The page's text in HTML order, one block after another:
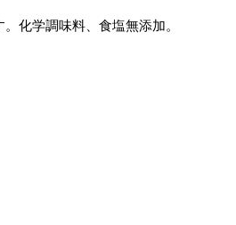
化学調味料、食塩無添加。